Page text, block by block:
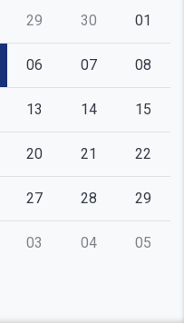
29 30 01
06 07 08
13 14 15
20 21 22
27 28 29
03 04 05